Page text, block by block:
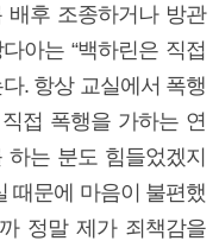
배후 조종하거나 방관
아는 “백하린은 직접
. 항상 교실에서 폭행
접 폭행을 가하는 연
는 분도 힘들었겠지
때문에 마음이 불편했
정말 제가 죄책감을